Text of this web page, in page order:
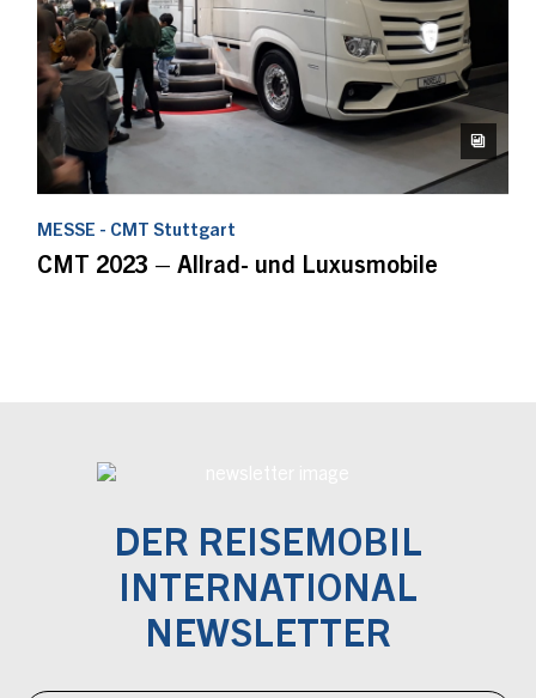
MESSE - CMT Stuttgart
CMT 2023 – Allrad- und Luxusmobile
DER REISEMOBIL
INTERNATIONAL
NEWSLETTER